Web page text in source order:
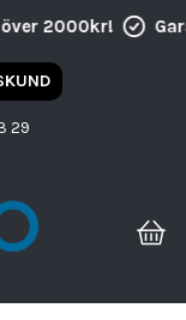
2000kr!
29